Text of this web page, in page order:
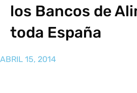
los Bancos de
toda España
ABRIL 15, 2014